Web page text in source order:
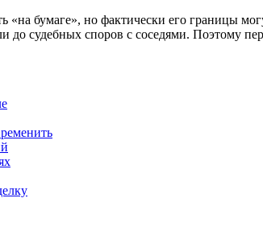
«на бумаге», но фактически его границы
до судебных споров с соседями. Поэтому